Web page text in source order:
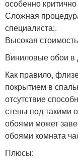
особенно
Сложная
специалиста;.
Высокая
Виниловые обои в
Как правило,
покрытием в
отсутствие
стены под такими
обоями может
обоями комната
Плюсы: